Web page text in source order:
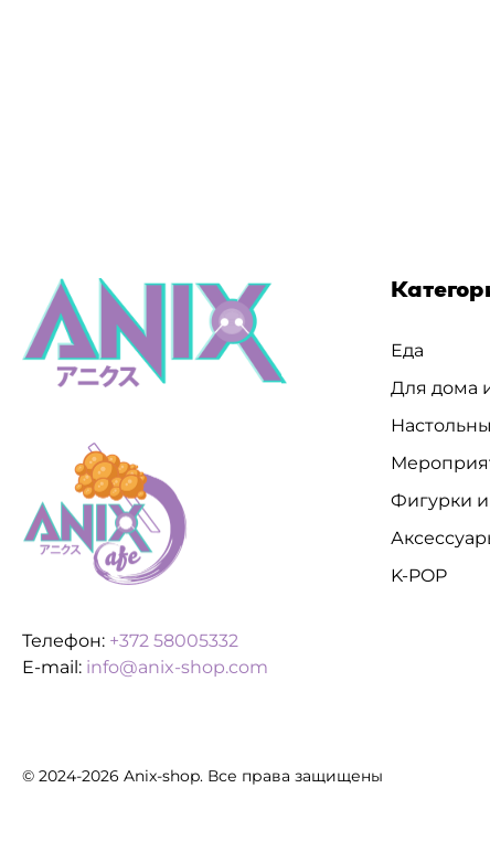
Телефон: +372 58005332
E-mail: info@anix-shop.com
Еда
Для дома
Фигурки
K-POP
© 2024-2026 Anix-shop. Все права защищены